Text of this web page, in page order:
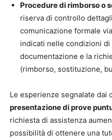
Procedure di rimborso o
riserva di controllo
comunicazione formale
indicati nelle condizioni
documentazione e la
(rimborso, sostituzione,
Le esperienze segnalate dai
presentazione di prove
richiesta di assistenza
possibilità di ottenere una